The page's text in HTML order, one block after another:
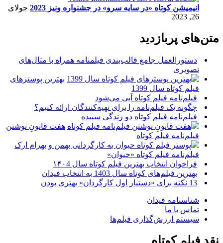
انیمیشن کوتاه «در سایه سرو» در جشنواره ونیز 2023
جولای
26, 2023
متن‌های پربازدید
دستورالعمل جامع قالب‌بندی فیلمنامه همراه با مثال‌های
تصویری
بهترین پوسترهای
فیلم کوتاه سال 1399
فیلم‌نامه فیلم کوتاه آبی می‌شود
چگونه یک فیلم‌نامه را برای تهیه‌کنندگان ارائه کنیم؟
فیلم‌نامه فیلم کوتاه دو زندگی سپیده
هفت قانونِ نوشتن
فیلم‌نامه فیلم کوتاه
فیلم‌نامه فیلم کوتاه «حیوان»
فراخوان انتخاب بهترین فیلم کوتاه سال ۱۴۰4
بهترین فیلم‌های کوتاه سال 1403 به انتخاب فیدان
13 نکته برای «دستیار اول کارگردان» بهتری بودن
شناسنامه فیدان
تماس با ما
سیستم ارزش‌گذاری فیلم‌ها